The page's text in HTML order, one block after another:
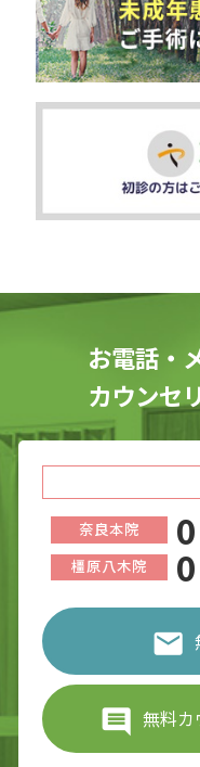
お電話・
カウンセ
奈良本院
橿原八木院
無料カ